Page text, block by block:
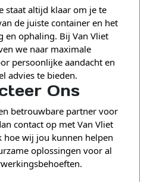
staat altijd klaar om je te
de juiste container en het
en ophaling. Bij Van Vliet
we naar maximale
persoonlijke aandacht en
advies te bieden.
Ons
betrouwbare partner voor
contact op met Van Vliet
hoe wij jou kunnen helpen
oplossingen voor al